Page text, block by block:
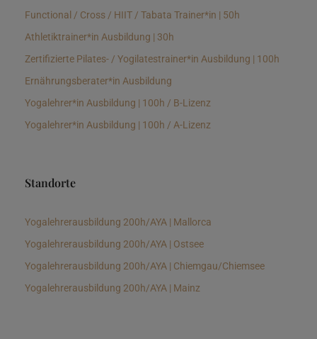
Functional / Cross / HIIT / Tabata Trainer*in | 50h
Athletiktrainer*in Ausbildung | 30h
Zertifizierte Pilates- / Yogilatestrainer*in Ausbildung | 100h
Ernährungsberater*in Ausbildung
Yogalehrer*in Ausbildung | 100h / B-Lizenz
Yogalehrer*in Ausbildung | 100h / A-Lizenz
Standorte
Yogalehrerausbildung 200h/AYA | Mallorca
Yogalehrerausbildung 200h/AYA | Ostsee
Yogalehrerausbildung 200h/AYA | Chiemgau/Chiemsee
Yogalehrerausbildung 200h/AYA | Mainz